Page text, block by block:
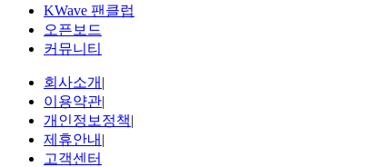
KWave 팬클럽
오픈보드
커뮤니티
회사소개 |
이용약관|
개인정보정책|
제휴안내 |
고객센터